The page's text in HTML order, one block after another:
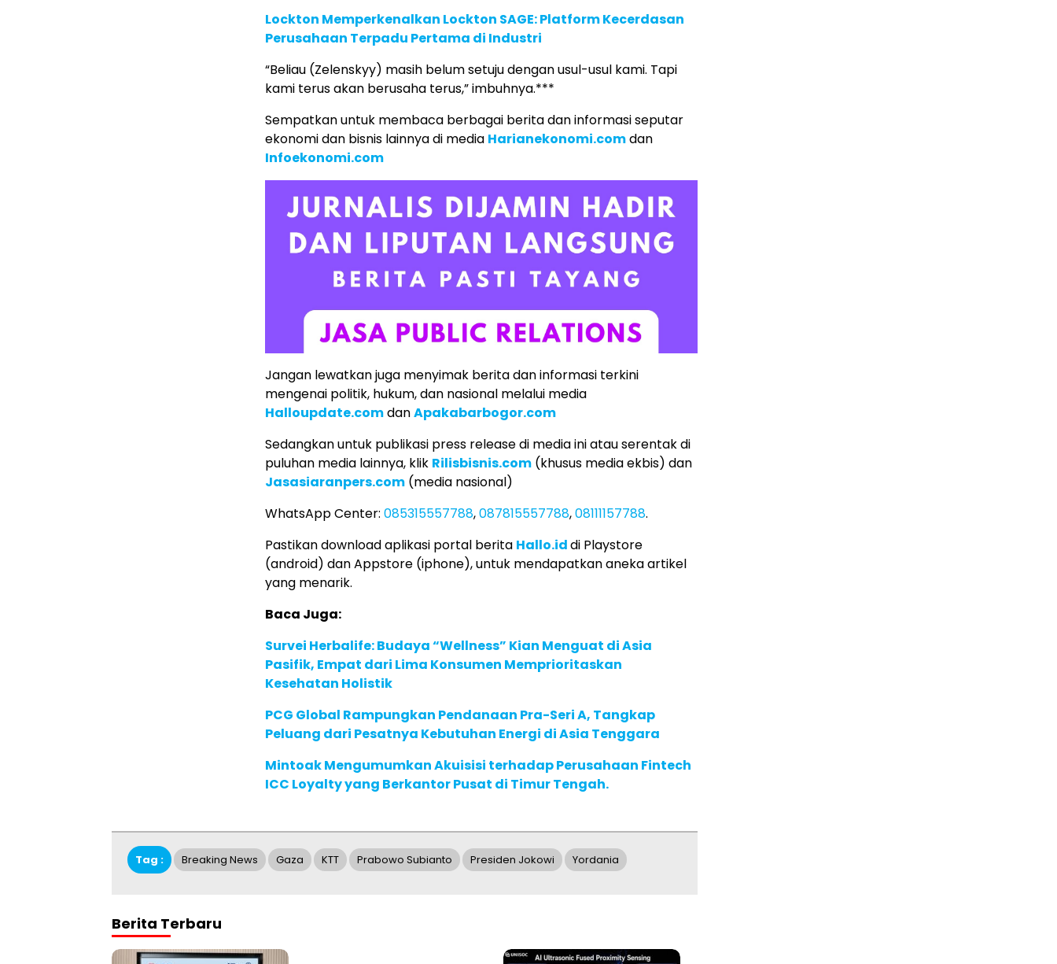
Lockton Memperkenalkan Lockton SAGE: Platform Kecerdasan
Perusahaan Terpadu Pertama di Industri
“Beliau (Zelenskyy) masih belum setuju dengan usul-usul kami. Tapi
kami terus akan berusaha terus,” imbuhnya.***
Sempatkan untuk membaca berbagai berita dan informasi seputar
ekonomi dan bisnis lainnya di media Harianekonomi.comdan
Infoekonomi.com
Jangan lewatkan juga menyimak berita dan informasi terkini
mengenai politik, hukum, dan nasional melalui media
Halloupdate.comdanApakabarbogor.com
Sedangkan untuk publikasi press release di media ini atau serentak di
puluhan media lainnya, klik Rilisbisnis.com (khusus media ekbis) dan
Jasasiaranpers.com (media nasional)
WhatsApp Center: 085315557788,087815557788,08111157788.
Pastikan download aplikasi portal berita Hallo.iddi Playstore
(android) dan Appstore (iphone), untuk mendapatkan aneka artikel
yang menarik.
Baca Juga:
Survei Herbalife: Budaya “Wellness” Kian Menguat di Asia
Pasifik, Empat dari Lima Konsumen Memprioritaskan
Kesehatan Holistik
PCG Global Rampungkan Pendanaan Pra-Seri A, Tangkap
Peluang dari Pesatnya Kebutuhan Energi di Asia Tenggara
Mintoak Mengumumkan Akuisisi terhadap Perusahaan Fintech
ICC Loyalty yang Berkantor Pusat di Timur Tengah.
Tag : Breaking News Gaza KTT Prabowo Subianto Presiden Jokowi Yordania
Berita Terbaru